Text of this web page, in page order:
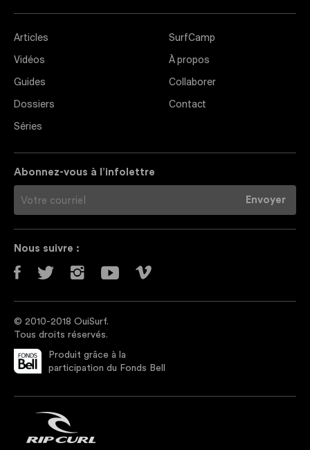
Articles
Vidéos
Guides
Dossiers
Séries
SurfCamp
À propos
Collaborer
Contact
Abonnez-vous à l’infolettre
Nous suivre :
© 2010-2018 OuiSurf.
Tous droits réservés.
Produit grâce à la
participation du Fonds Bell